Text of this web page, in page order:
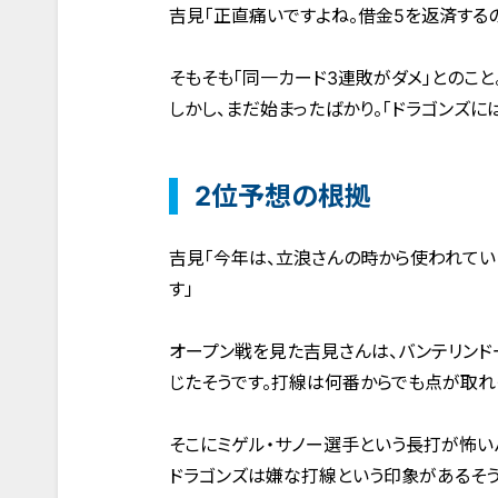
吉見「正直痛いですよね。借金5を返済する
そもそも「同一カード3連敗がダメ」とのこと
しかし、まだ始まったばかり。「ドラゴンズ
2位予想の根拠
吉見「今年は、立浪さんの時から使われて
す」
オープン戦を見た吉見さんは、バンテリン
じたそうです。打線は何番からでも点が取
そこにミゲル・サノー選手という長打が怖
ドラゴンズは嫌な打線という印象があるそう